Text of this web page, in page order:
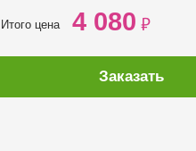
Итого цена 4 080 ₽
Заказать